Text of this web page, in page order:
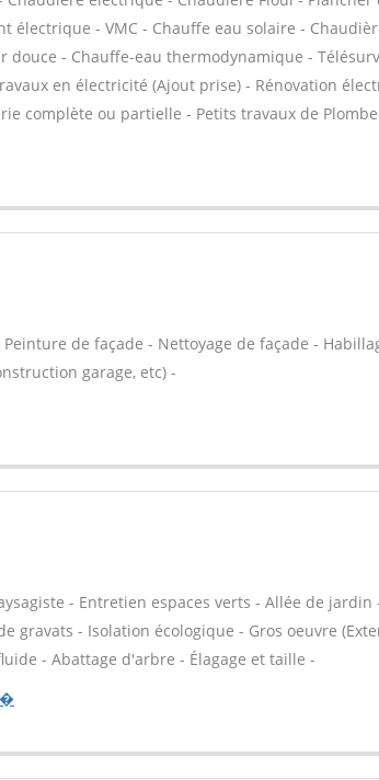
électrique - VMC - Chauffe eau solaire -
douce - Chauffe-eau thermodynamique -
en électricité (Ajout prise) - Rénovation
complète ou partielle - Petits travaux de
de façade - Nettoyage de façade -
garage, etc) -
- Entretien espaces verts - Allée de jardin
gravats - Isolation écologique - Gros oeuvre
- Abattage d'arbre - Élagage et taille -